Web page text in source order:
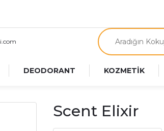
DEODORANT KOZMETİK
Scent Elixir